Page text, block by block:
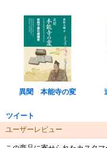
異聞 本能寺の変
ツイート
ユーザーレビュー